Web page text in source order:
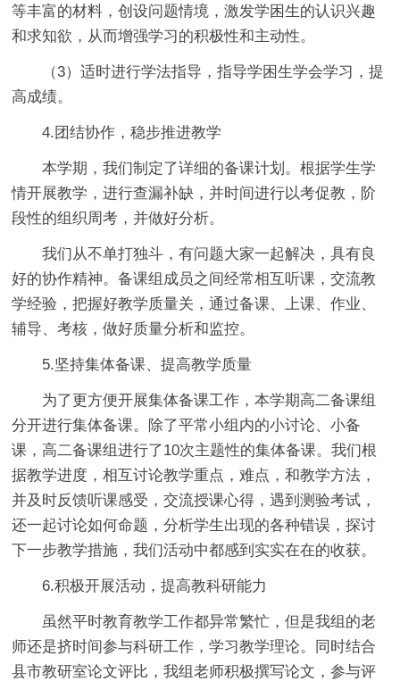
等丰富的材料，创设问题情境，激发学困生的认识兴趣
和求知欲，从而增强学习的积极性和主动性。
（3）适时进行学法指导，指导学困生学会学习，提
高成绩。
4.团结协作，稳步推进教学
本学期，我们制定了详细的备课计划。根据学生学
情开展教学，进行查漏补缺，并时间进行以考促教，阶
段性的组织周考，并做好分析。
我们从不单打独斗，有问题大家一起解决，具有良
好的协作精神。备课组成员之间经常相互听课，交流教
学经验，把握好教学质量关，通过备课、上课、作业、
辅导、考核，做好质量分析和监控。
5.坚持集体备课、提高教学质量
为了更方便开展集体备课工作，本学期高二备课组
分开进行集体备课。除了平常小组内的小讨论、小备
课，高二备课组进行了10次主题性的集体备课。我们根
据教学进度，相互讨论教学重点，难点，和教学方法，
并及时反馈听课感受，交流授课心得，遇到测验考试，
还一起讨论如何命题，分析学生出现的各种错误，探讨
下一步教学措施，我们活动中都感到实实在在的收获。
6.积极开展活动，提高教科研能力
虽然平时教育教学工作都异常繁忙，但是我组的老
师还是挤时间参与科研工作，学习教学理论。同时结合
县市教研室论文评比，我组老师积极撰写论文，参与评